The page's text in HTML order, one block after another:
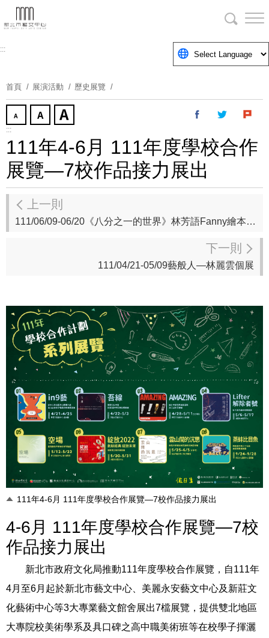
到
要
塊
:::
首頁 展演活動 歷史展覽
:::
111年4-6月 111年度學校合作
展覽—7校作品接力展出
上一則
111/06/09-06/20《八分之一的世界》林芳語Fanny繪本系列巡迴畫展
下一則
111/04/21-05/09藝般人—林麗雲個展
111年4-6月 111年度學校合作展覽—7校作品接力展出
4-6月 111年度學校合作展覽—7校
作品接力展出
新北市政府文化局推動111年度學校合作展覽，自111年
4月至6月起於新北市藝文中心、美麗永安藝文中心及新莊文
化藝術中心等3大專業藝文館舍展出7檔展覽，提供雙北地區
大專院校美術學系及具口碑之高中職美術班等在校學子揮灑